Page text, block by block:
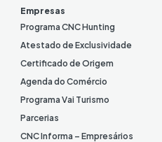
Empresas
Programa CNC Hunting
Atestado de Exclusividade
Certificado de Origem
Agenda do Comércio
Programa Vai Turismo
Parcerias
CNC Informa – Empresários